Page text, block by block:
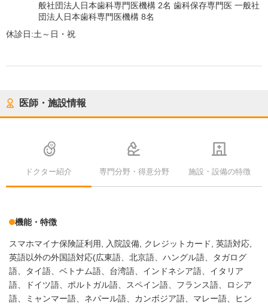
般社団法人日本歯科専門医機構 2名 歯科保存専門医 一般社
団法人日本歯科専門医機構 8名
休診日:土～日・祝
医師・施設情報
ドクター紹介 専門分野・得意分野 施設・設備の特徴
機能・特徴
スマホマイナ保険証利用 入院設備 クレジットカード
英語対応
英語以外の外国語対応(広東語、北京語、ハングル語、タガログ
語、タイ語、ベトナム語、台湾語、インドネシア語、イタリア
語、ドイツ語、ポルトガル語、スペイン語、フランス語、ロシア
語、ミャンマー語、ネパール語、カンボジア語、マレー語、ヒン